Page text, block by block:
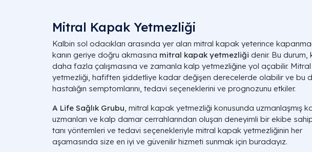
Mitral Kapak Yetmezliği
Kalbin sol odacıkları arasında yer alan mitral kapak yeterince
kanın geriye doğru akmasına mitral kapak yetmezliği denir. Bu durum,
daha fazla çalışmasına ve zamanla kalp yetmezliğine yol açabilir.
yetmezliği, hafiften şiddetliye kadar değişen derecelerde olabilir ve bu
hastalığın semptomlarını, tedavi seçeneklerini ve prognozunu etkiler.
A Life Sağlık Grubu, mitral kapak yetmezliği konusunda uzmanlaşmış
uzmanları ve kalp damar cerrahlarından oluşan deneyimli bir ekibe
tanı yöntemleri ve tedavi seçenekleriyle mitral kapak yetmezliğinin her
aşamasında size en iyi ve güvenilir hizmeti sunmak için buradayız.